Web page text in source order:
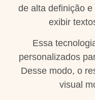
de alta definição
exibir
Essa
personalizados
Desse modo, o
visual